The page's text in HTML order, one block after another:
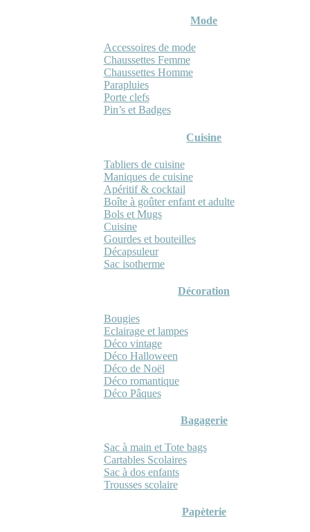
Mode
Accessoires de mode
Chaussettes Femme
Chaussettes Homme
Parapluies
Porte clefs
Pin’s et Badges
Cuisine
Tabliers de cuisine
Maniques de cuisine
Apéritif & cocktail
Boîte à goûter enfant et adulte
Bols et Mugs
Cuisine
Gourdes et bouteilles
Décapsuleur
Sac isotherme
Décoration
Bougies
Eclairage et lampes
Déco vintage
Déco Halloween
Déco de Noël
Déco romantique
Déco Pâques
Bagagerie
Sac à main et Tote bags
Cartables Scolaires
Sac à dos enfants
Trousses scolaire
Papèterie